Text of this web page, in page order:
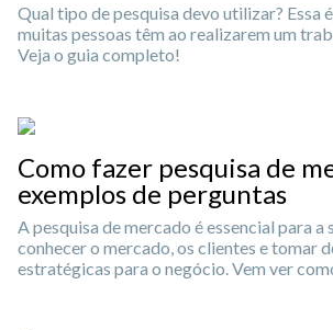
Qual tipo de pesquisa devo utilizar? Essa
muitas pessoas têm ao realizarem um
Veja o guia completo!
Como fazer pesquisa de
exemplos de perguntas
A pesquisa de mercado é essencial para a
conhecer o mercado, os clientes e tomar
estratégicas para o negócio. Vem ver